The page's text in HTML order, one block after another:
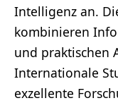
Intelligenz an.
kombinieren
und praktischen
Internationale
exzellente